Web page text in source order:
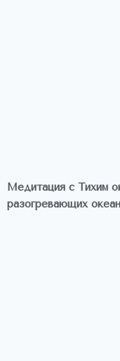
Медитация с Тихим
разогревающих